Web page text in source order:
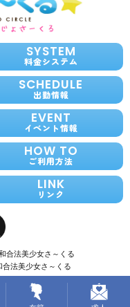
SYSTEM
料金システム
SCHEDULE
出勤情報
EVENT
イベント情報
HOW TO
ご利用方法
LINK
リンク
合法美少女さ～くる
法美少女さ～くる